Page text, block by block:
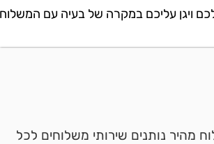
עליכם במקרה של בעיה עם המשלוח.
נותנים שירותי משלוחים לכל